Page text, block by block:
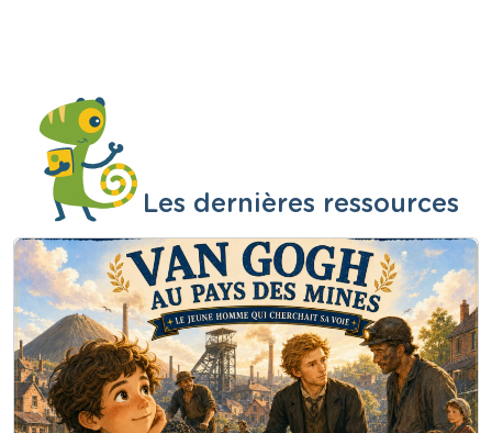
Les dernières ressources